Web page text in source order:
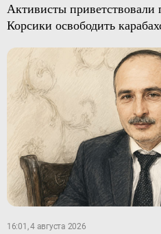
Активисты
Корсики освободить
16:01, 4 августа 2026